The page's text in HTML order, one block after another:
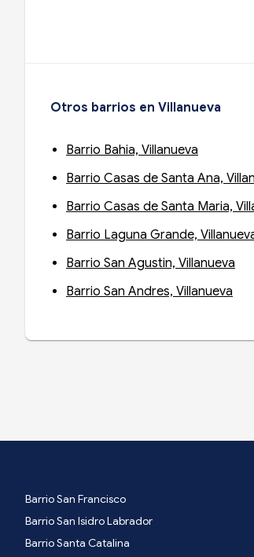
Otros barrios en Villanueva
Barrio Bahia, Villanueva
Barrio Casas de Santa Ana,
Barrio Casas de Santa Maria,
Barrio Laguna Grande,
Barrio San Agustin, Villanueva
Barrio San Andres, Villanueva
Barrio San Francisco
Barrio San Isidro Labrador
Barrio Santa Catalina